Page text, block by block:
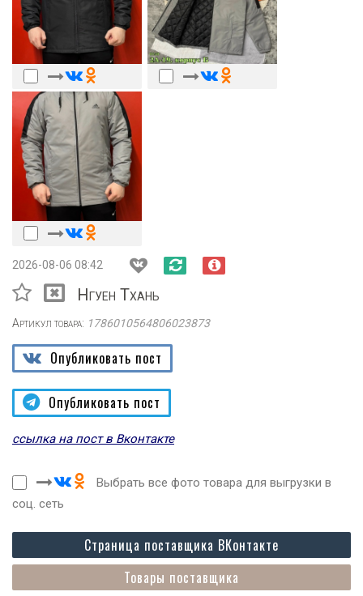
2026-08-06 08:42
Нгуен Тхань
Артикул товара: 1786010564806023873
Опубликовать пост
Опубликовать пост
ссылка на пост в Вконтакте
Выбрать все фото товара для выгрузки в
соц. сеть
Товары поставщика
Страница поставщика ВКонтакте